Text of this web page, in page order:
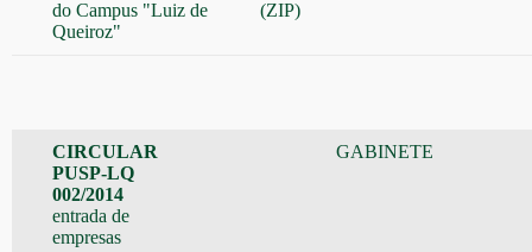
do Campus "Luiz de
Queiroz"
(ZIP)
CIRCULAR
PUSP-LQ
002/2014
entrada de
empresas
GABINETE